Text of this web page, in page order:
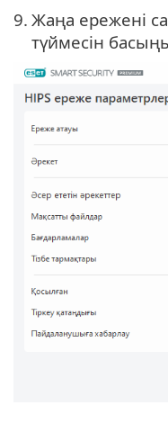
9. Жаңа ережені
түймесін